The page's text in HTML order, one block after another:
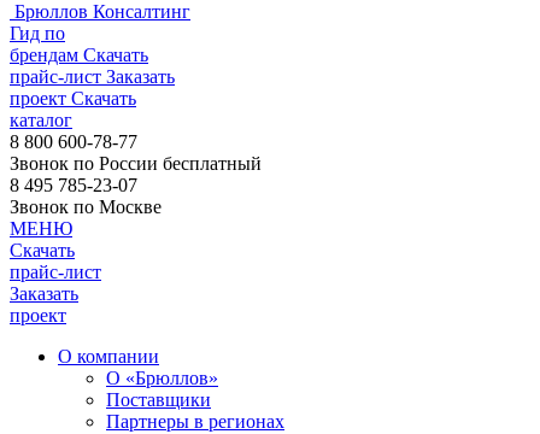
Брюллов Консалтинг
Гид по
брендам Скачать
прайс-лист Заказать
проект Скачать
каталог
8 800 600-78-77
Звонок по России бесплатный
8 495 785-23-07
Звонок по Москве
МЕНЮ
Скачать
прайс-лист
Заказать
проект
О компании
О «Брюллов»
Поставщики
Партнеры в регионах